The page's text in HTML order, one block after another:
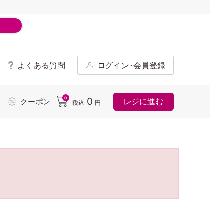
よくある質問 ログイン･会員登録
クーポン 0
税込 0 円 レジに進む